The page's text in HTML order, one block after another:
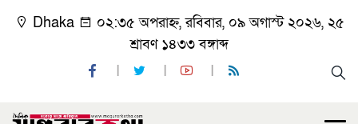
Dhaka
০২:৩৫ অপরাহ্ন, রবিবার, ০৯ অগাস্ট ২০২৬, ২৫
শ্রাবণ ১৪৩৩ বঙ্গাব্দ